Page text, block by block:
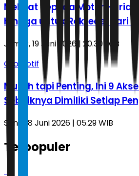
Melihat Sepeda Motor
hingga untuk Rekreasi dari
Jumat, 19 Juni 2026 | 20.30 WIB
Otomotif
Murah tapi Penting, Ini 9
Sebaiknya Dimiliki Setiap
Senin, 8 Juni 2026 | 05.29 WIB
Terpopuler